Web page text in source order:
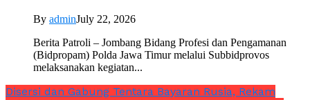
By adminJuly 22, 2026
Berita Patroli – Jombang Bidang Profesi dan Pengamanan
(Bidpropam) Polda Jawa Timur melalui Subbidprovos
melaksanakan kegiatan...
Disersi dan Gabung Tentara Bayaran Rusia, Rekam